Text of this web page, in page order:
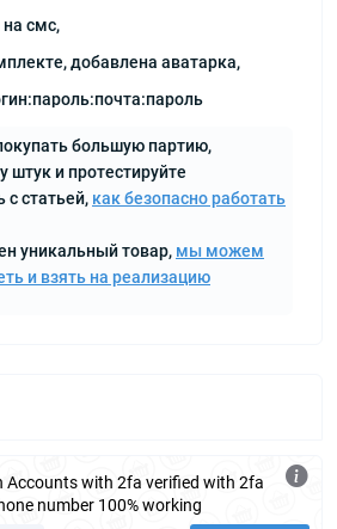
смс,
добавлена аватарка,
большую партию,
штук и протестируйте
статьей, как безопасно работать
уникальный товар, мы можем
и взять на реализацию
Accounts with 2fa verified with 2fa
number 100% working